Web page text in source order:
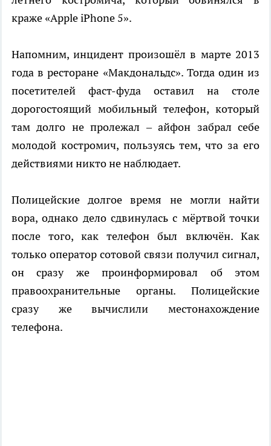
краже «Apple iPhone 5».
Напомним, инцидент произошёл в марте 2013
года в ресторане «Макдональдс». Тогда один из
посетителей фаст-фуда оставил на столе
дорогостоящий мобильный телефон, который
там долго не пролежал – айфон забрал себе
молодой костромич, пользуясь тем, что за его
действиями никто не наблюдает.
Полицейские долгое время не могли найти
вора, однако дело сдвинулась с мёртвой точки
после того, как телефон был включён. Как
только оператор сотовой связи получил сигнал,
он сразу же проинформировал об этом
правоохранительные органы. Полицейские
сразу же вычислили местонахождение
телефона.